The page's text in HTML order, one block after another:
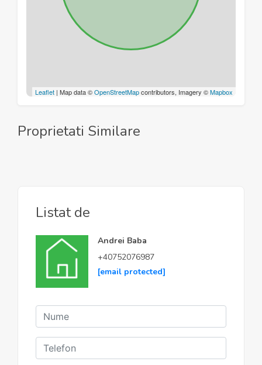
Leaflet | Map data ©OpenStreetMapcontributors, Imagery ©Mapbox
Proprietati Similare
Listat de
Andrei Baba
+40752076987
[email protected]